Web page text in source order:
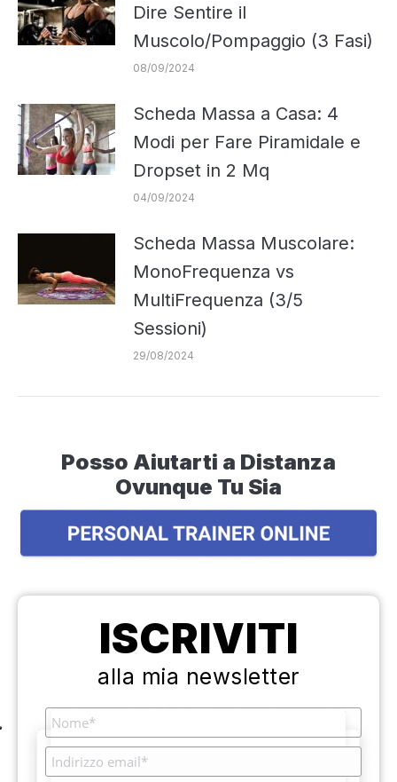
Dire Sentire il
Muscolo/Pompaggio (3 Fasi)
08/09/2024
Scheda Massa a Casa: 4
Modi per Fare Piramidale e
Dropset in 2 Mq
04/09/2024
Scheda Massa Muscolare:
MonoFrequenza vs
MultiFrequenza (3/5
Sessioni)
29/08/2024
Posso Aiutarti a Distanza
Ovunque Tu Sia
ISCRIVITI
alla mia newsletter